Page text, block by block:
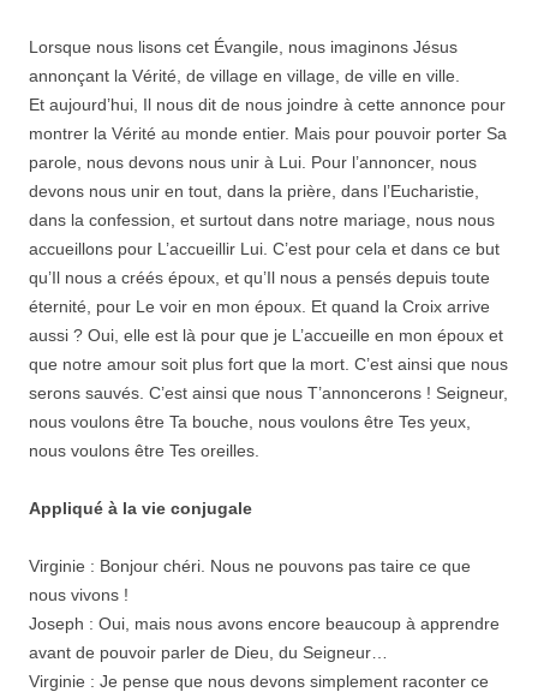
Lorsque nous lisons cet Évangile, nous imaginons Jésus
annonçant la Vérité, de village en village, de ville en ville.
Et aujourd’hui, Il nous dit de nous joindre à cette annonce pour
montrer la Vérité au monde entier. Mais pour pouvoir porter Sa
parole, nous devons nous unir à Lui. Pour l’annoncer, nous
devons nous unir en tout, dans la prière, dans l’Eucharistie,
dans la confession, et surtout dans notre mariage, nous nous
accueillons pour L’accueillir Lui. C’est pour cela et dans ce but
qu’Il nous a créés époux, et qu’Il nous a pensés depuis toute
éternité, pour Le voir en mon époux. Et quand la Croix arrive
aussi ? Oui, elle est là pour que je L’accueille en mon époux et
que notre amour soit plus fort que la mort. C’est ainsi que nous
serons sauvés. C’est ainsi que nous T’annoncerons ! Seigneur,
nous voulons être Ta bouche, nous voulons être Tes yeux,
nous voulons être Tes oreilles.
Appliqué à la vie conjugale
Virginie : Bonjour chéri. Nous ne pouvons pas taire ce que
nous vivons !
Joseph : Oui, mais nous avons encore beaucoup à apprendre
avant de pouvoir parler de Dieu, du Seigneur…
Virginie : Je pense que nous devons simplement raconter ce